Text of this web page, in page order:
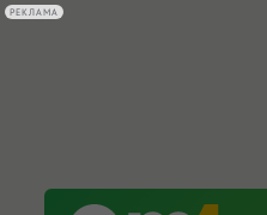
РЕКЛАМА